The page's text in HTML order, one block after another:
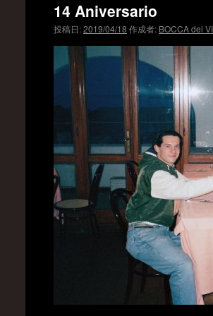
14 Aniversario
投稿日:2019/04/18 作成者: BOCCA del